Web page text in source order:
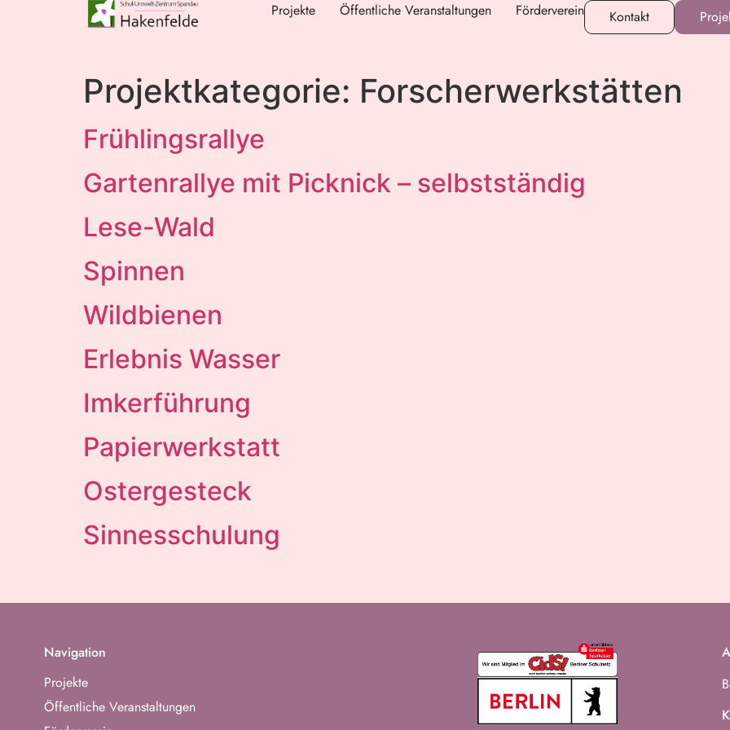
Projekte Öffentliche Veranstaltungen Förderverein Kontakt
Projektkategorie: Forscherwerkstätten
Frühlingsrallye
Gartenrallye mit Picknick – selbstständig
Lese-Wald
Spinnen
Wildbienen
Erlebnis Wasser
Imkerführung
Papierwerkstatt
Ostergesteck
Sinnesschulung
Navigation
Projekte
Öffentliche Veranstaltungen